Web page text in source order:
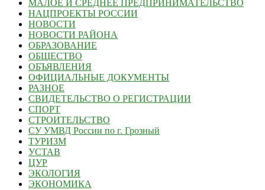
МАЛОЕ И СРЕДНЕЕ ПРЕДПРИНИМАТЕЛЬСТВО
НАЦПРОЕКТЫ РОССИИ
НОВОСТИ
НОВОСТИ РАЙОНА
ОБРАЗОВАНИЕ
ОБЩЕСТВО
ОБЪЯВЛЕНИЯ
ОФИЦИАЛЬНЫЕ ДОКУМЕНТЫ
РАЗНОЕ
СВИДЕТЕЛЬСТВО О РЕГИСТРАЦИИ
СПОРТ
СТРОИТЕЛЬСТВО
СУ УМВД России по г. Грозный
ТУРИЗМ
УСТАВ
ЦУР
ЭКОЛОГИЯ
ЭКОНОМИКА